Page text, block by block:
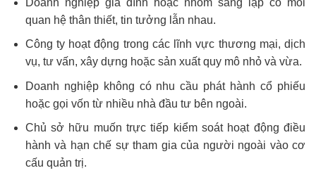
quan hệ thân thiết, tin tưởng lẫn nhau.
Công ty hoạt động trong các lĩnh vực thương mại, dịch
vụ, tư vấn, xây dựng hoặc sản xuất quy mô nhỏ và vừa.
Doanh nghiệp không có nhu cầu phát hành cổ phiếu
hoặc gọi vốn từ nhiều nhà đầu tư bên ngoài.
Chủ sở hữu muốn trực tiếp kiểm soát hoạt động điều
hành và hạn chế sự tham gia của người ngoài vào cơ
cấu quản trị.